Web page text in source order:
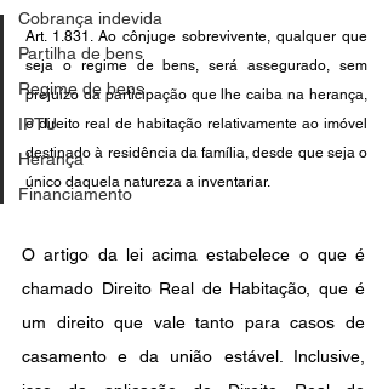
Cobrança indevida
Partilha de bens
Regime de bens
IPTU
Herança
Financiamento
Art. 1.831. Ao cônjuge sobrevivente, qualquer que
seja o regime de bens, será assegurado, sem
prejuízo da participação que lhe caiba na herança,
o direito real de habitação relativamente ao imóvel
destinado à residência da família, desde que seja o
único daquela natureza a inventariar.
O artigo da lei acima estabelece o que é
chamado Direito Real de Habitação, que é
um direito que vale tanto para casos de
casamento e da união estável. Inclusive,